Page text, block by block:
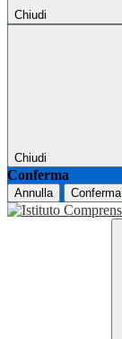
Chiudi
Chiudi
Conferma
Annulla Conferma